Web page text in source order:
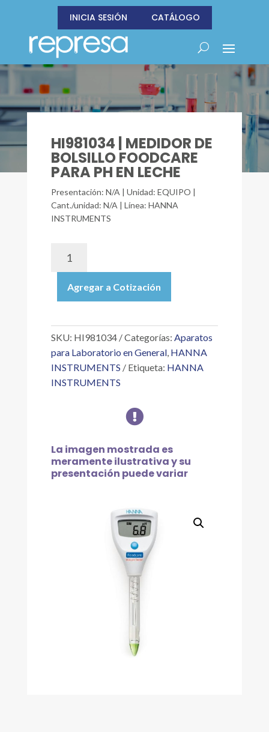
INICIA SESIÓN CATÁLOGO
HI981034 | MEDIDOR DE
BOLSILLO FOODCARE
PARA PH EN LECHE
Presentación: N/A | Unidad: EQUIPO |
Cant./unidad: N/A | Línea: HANNA
INSTRUMENTS
BOLSILLO
PARA
EN
LECHE
cantidad
Agregar a Cotización
SKU: HI981034 Categorías: Aparatos
para Laboratorio en General, HANNA
INSTRUMENTS
Etiqueta: HANNA
INSTRUMENTS

La imagen mostrada es
meramente ilustrativa y su
presentación puede variar